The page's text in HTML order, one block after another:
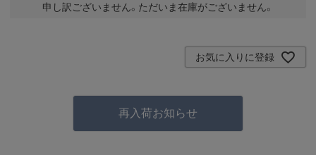
申し訳ございません。ただいま在庫がございません。
お気に入りに登録
再入荷お知らせ